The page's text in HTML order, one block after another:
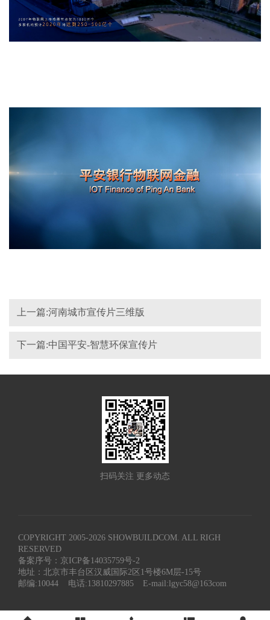
上一篇:河南城市宣传片三维版
下一篇:中国平安-智慧环保宣传片
扫码关注 更多动态
COPYRIGHT 2005-2026 SHOWBUILDCOM. ALL RIGH
RESERVED
备案序号：京ICP备14035759号-2
地址：北京市丰台区汉威国际2区1号楼6M层-15号
邮编:10044
电话:13810297885 E-mail:lgyc58@163com